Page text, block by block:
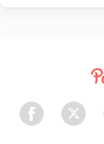
Facebook Twitter